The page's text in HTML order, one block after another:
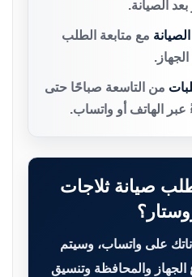
الصيانة.
مع متابعة الطلب
من التاسعة صباحًا حتى
الهاتف أو واتساب.
صيانة ثلاجات
على واتساب، وسيتم
الجهاز والمحافظة وتنسيق